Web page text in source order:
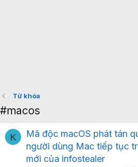
Từ khóa
#macos
K
Mã độc macOS phát tán
người dùng Mac tiếp tục
mới của infostealer